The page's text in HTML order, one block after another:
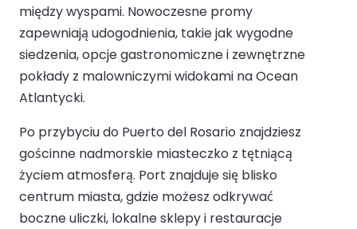
między wyspami. Nowoczesne promy
zapewniają udogodnienia, takie jak wygodne
siedzenia, opcje gastronomiczne i zewnętrzne
pokłady z malowniczymi widokami na Ocean
Atlantycki.
Po przybyciu do Puerto del Rosario znajdziesz
gościnne nadmorskie miasteczko z tętniącą
życiem atmosferą. Port znajduje się blisko
centrum miasta, gdzie możesz odkrywać
boczne uliczki, lokalne sklepy i restauracje